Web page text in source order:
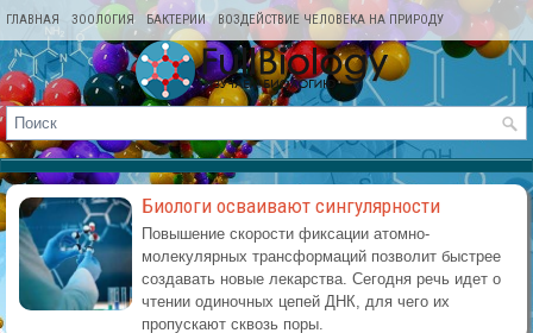
ГЛАВНАЯ ЗООЛОГИЯ БАКТЕРИИ ВОЗДЕЙСТВИЕ ЧЕЛОВЕКА НА ПРИРОДУ
КАРТА САЙТА
Биологи осваивают сингулярности
Повышение скорости фиксации атомно-
молекулярных трансформаций позволит быстрее
создавать новые лекарства. Сегодня речь идет о
чтении одиночных цепей ДНК, для чего их
пропускают сквозь поры.